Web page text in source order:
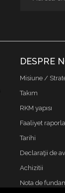
DESPRE
Misiune /
Takım
RKM yapısı
Faaliyet
Tarihi
Declaraţii de
Achizitii
Nota de